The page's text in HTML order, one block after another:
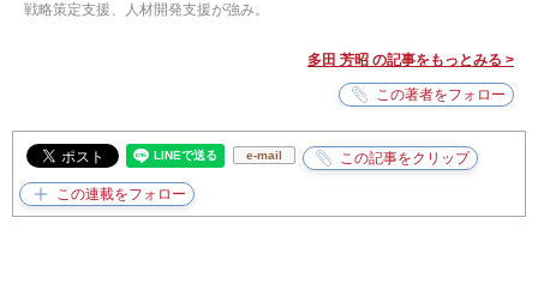
戦略策定支援、人材開発支援が強み。
多田 芳昭 の記事をもっとみる >
e-mail